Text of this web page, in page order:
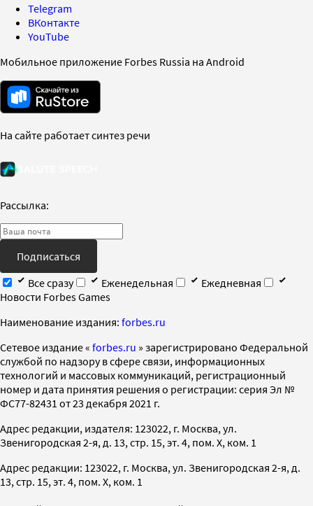
Telegram
ВКонтакте
YouTube
Мобильное приложение Forbes Russia на Android
На сайте работает синтез речи
Рассылка:
Подписаться
Все сразу
Еженедельная
Ежедневная
Новости Forbes Games
Наименование издания: forbes.ru
Cетевое издание « forbes.ru » зарегистрировано Федеральной
службой по надзору в сфере связи, информационных
технологий и массовых коммуникаций, регистрационный
номер и дата принятия решения о регистрации: серия Эл №
ФС77-82431 от 23 декабря 2021 г.
Адрес редакции, издателя: 123022, г. Москва, ул.
Звенигородская 2-я, д. 13, стр. 15, эт. 4, пом. X, ком. 1
Адрес редакции: 123022, г. Москва, ул. Звенигородская 2-я, д.
13, стр. 15, эт. 4, пом. X, ком. 1